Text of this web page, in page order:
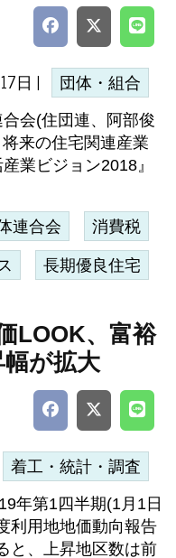
日 | 団体・組合
会(住団連、阿部俊
来の住宅関連産業
業ビジョン2018』
連合会 消費税
長期優良住宅
LOOK、富裕
が拡大
着工・統計・調査
年第1四半期(1月1日
利用地地価動向報告
と、上昇地区数は前